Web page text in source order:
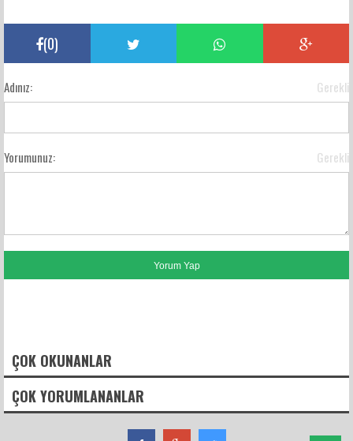
(0)
Adınız: Gerekli
Yorumunuz: Gerekli
ÇOK OKUNANLAR
ÇOK YORUMLANANLAR